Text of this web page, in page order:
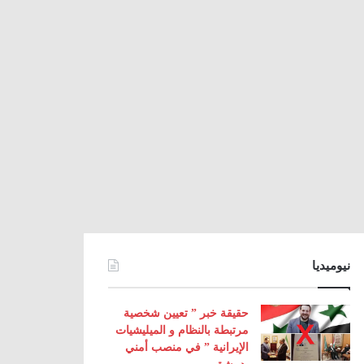
نيوميديا
حقيقة خبر ” تعيين شخصية
مرتبطة بالنظام و الميليشيات
الإيرانية ” في منصب أمني